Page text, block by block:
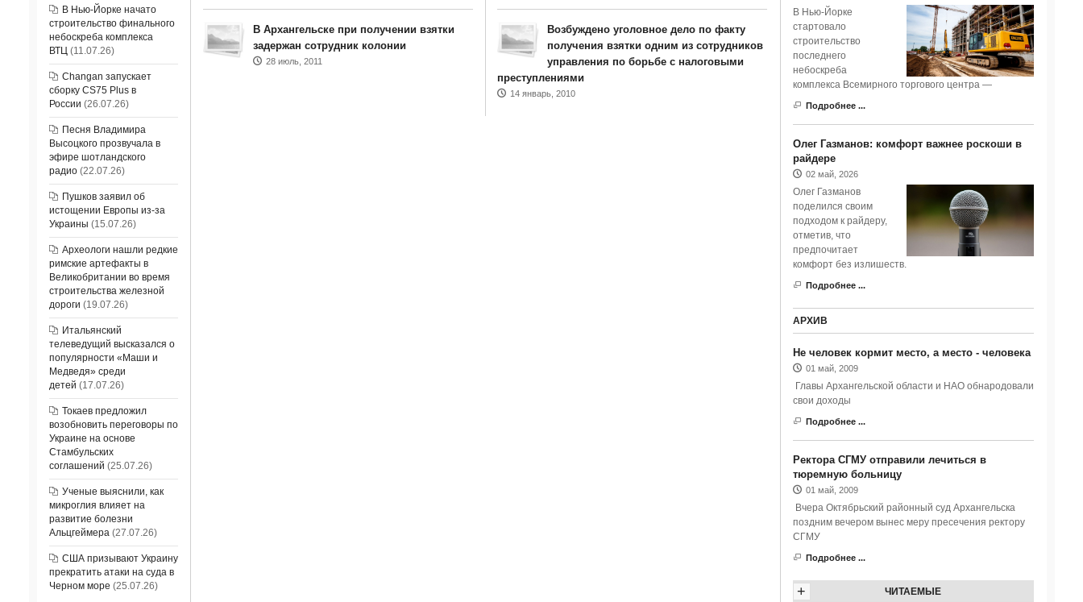
В Архангельске при получении взятки
задержан сотрудник колонии
28 июль, 2011
Возбуждено уголовное дело по факту
получения взятки одним из сотрудников
управления по борьбе с налоговыми
преступлениями
14 январь, 2010
В Нью-Йорке
стартовало
строительство
последнего
небоскреба
комплекса Всемирного торгового центра —
Подробнее ...
Олег Газманов: комфорт важнее роскоши в
райдере
02 май, 2026
Олег Газманов
поделился своим
подходом к райдеру,
отметив, что
предпочитает
комфорт без излишеств.
Подробнее ...
АРХИВ
Не человек кормит место, а место - человека
01 май, 2009
Главы Архангельской области и НАО обнародовали
свои доходы
Подробнее ...
Ректора СГМУ отправили лечиться в
тюремную больницу
01 май, 2009
Вчера Октябрьский районный суд Архангельска
поздним вечером вынес меру пресечения ректору
СГМУ
Подробнее ...
ЧИТАЕМЫЕ
+
В Нью-Йорке начато
строительство финального
небоскреба комплекса
ВТЦ(11.07.26)
Changan запускает
сборку CS75 Plus в
России (26.07.26)
Песня Владимира
Высоцкого прозвучала в
эфире шотландского
радио(22.07.26)
Пушков заявил об
истощении Европы из-за
Украины (15.07.26)
Археологи нашли редкие
римские артефакты в
Великобритании во время
строительства железной
дороги (19.07.26)
Итальянский
телеведущий высказался о
популярности «Маши и
Медведя» среди
детей (17.07.26)
Токаев предложил
возобновить переговоры по
Украине на основе
Стамбульских
соглашений (25.07.26)
Ученые выяснили, как
микроглия влияет на
развитие болезни
Альцгеймера(27.07.26)
США призывают Украину
прекратить атаки на суда в
Черном море (25.07.26)